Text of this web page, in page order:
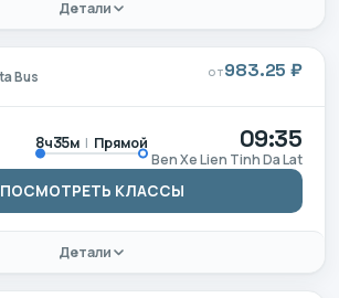
Детали
Bus ОТ983.25 ₽
8ч35м | Прямой 09:35
Ben Xe Lien Tinh Da Lat
ПОСМОТРЕТЬ КЛАССЫ
Детали